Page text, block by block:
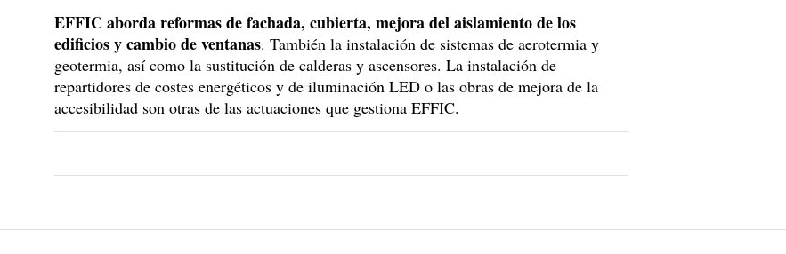
EFFIC aborda reformas de fachada, cubierta, mejora del aislamiento de los
edificios y cambio de ventanas. También la instalación de sistemas de aerotermia y
geotermia, así como la sustitución de calderas y ascensores. La instalación de
repartidores de costes energéticos y de iluminación LED o las obras de mejora de la
accesibilidad son otras de las actuaciones que gestiona EFFIC.